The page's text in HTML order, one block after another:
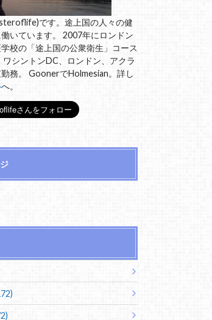
です。途上国の人々の健
いています。 2007年にロンドン
校の「途上国の公衆衛生」コース
ワシントンDC、ロンドン、アクラ
務。 GoonerでHolmesian。詳し
へ。